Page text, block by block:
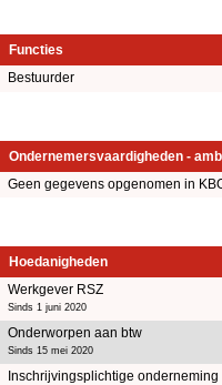
Functies
Bestuurder
Ondernemersvaardigheden -
Geen gegevens opgenomen in
Hoedanigheden
Werkgever RSZ
Sinds 1 juni 2020
Onderworpen aan btw
Sinds 15 mei 2020
Inschrijvingsplichtige onderneming